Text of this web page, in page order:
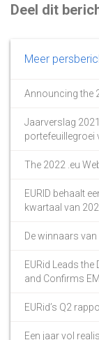
Deel dit
Meer
Announcing the
Jaarverslag
portefeuillegroei
The 2022 .eu
EURID behaalt
kwartaal van
De winnaars van
EURid Leads
and Confirms
EURid’s Q2
Een jaar vol